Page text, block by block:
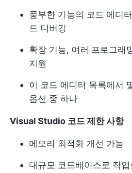
풍부한 기능의 코드 에디
드 디버깅
확장 기능, 여러 프로그래
지원
이 코드 에디터 목록에서
옵션 중 하나
Visual Studio 코드 제한 사항
메모리 최적화 개선 가능
대규모 코드베이스로 작